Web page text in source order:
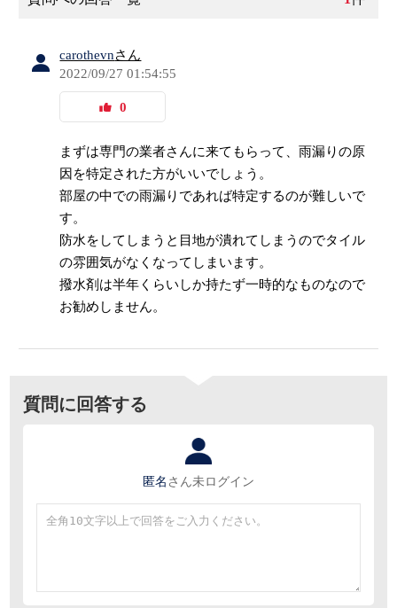
carothevnさん
2022/09/27 01:54:55
0
まずは専門の業者さんに来てもらって、雨漏りの原
因を特定された方がいいでしょう。
部屋の中での雨漏りであれば特定するのが難しいで
す。
防水をしてしまうと目地が潰れてしまうのでタイル
の雰囲気がなくなってしまいます。
撥水剤は半年くらいしか持たず一時的なものなので
お勧めしません。
質問に回答する
匿名 さん未ログイン